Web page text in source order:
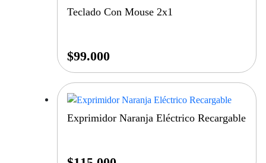
Teclado Con Mouse 2x1
$99.000
Exprimidor Naranja Eléctrico Recargable